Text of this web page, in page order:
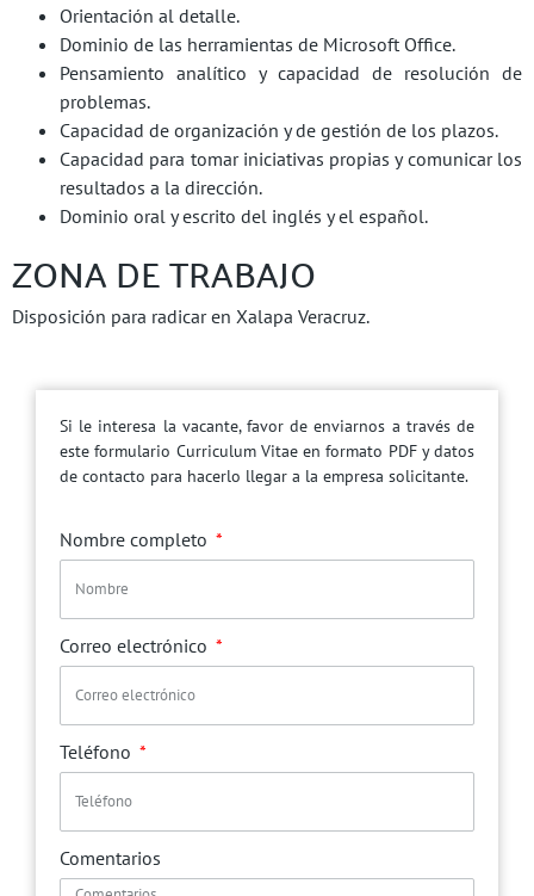
Orientación al detalle.
Dominio de las herramientas de Microsoft Office.
Pensamiento analítico y capacidad de resolución de
problemas.
Capacidad de organización y de gestión de los plazos.
Capacidad para tomar iniciativas propias y comunicar los
resultados a la dirección.
Dominio oral y escrito del inglés y el español.
ZONA DE TRABAJO
Disposición para radicar en Xalapa Veracruz.
Si le interesa la vacante, favor de enviarnos a través de
este formulario Curriculum Vitae en formato PDF y datos
de contacto para hacerlo llegar a la empresa solicitante.
Nombre completo
Correo electrónico
Teléfono
Comentarios